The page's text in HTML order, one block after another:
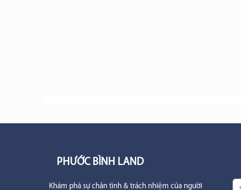
PHƯỚC BÌNH LAND
Khám phá sự chân tình & trách nhiệm của người